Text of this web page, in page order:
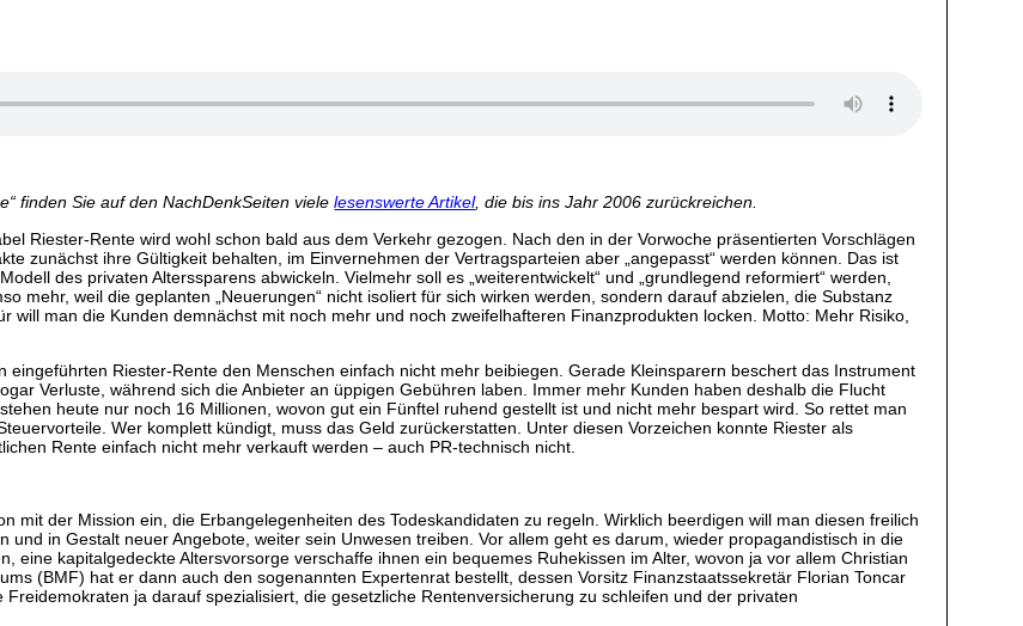
finden Sie auf den NachDenkSeiten vielelesenswerte Artikel, die bis ins Jahr 2006 zurückreichen.
Riester-Rente wird wohl schon bald aus dem Verkehr gezogen. Nach den in der Vorwoche präsentierten Vorschlägen
zunächst ihre Gültigkeit behalten, im Einvernehmen der Vertragsparteien aber „angepasst“ werden können. Das ist
des privaten Alterssparens abwickeln. Vielmehr soll es „weiterentwickelt“ und „grundlegend reformiert“ werden,
mehr, weil die geplanten „Neuerungen“ nicht isoliert für sich wirken werden, sondern darauf abzielen, die Substanz
will man die Kunden demnächst mit noch mehr und noch zweifelhafteren Finanzprodukten locken. Motto: Mehr Risiko,
Riester-Rente den Menschen einfach nicht mehr beibiegen. Gerade Kleinsparern beschert das Instrument
Verluste, während sich die Anbieter an üppigen Gebühren laben. Immer mehr Kunden haben deshalb die Flucht
heute nur noch 16 Millionen, wovon gut ein Fünftel ruhend gestellt ist und nicht mehr bespart wird. So rettet man
Wer komplett kündigt, muss das Geld zurückerstatten. Unter diesen Vorzeichen konnte Riester als
Rente einfach nicht mehr verkauft werden – auch PR-technisch nicht.
mit der Mission ein, die Erbangelegenheiten des Todeskandidaten zu regeln. Wirklich beerdigen will man diesen freilich
in Gestalt neuer Angebote, weiter sein Unwesen treiben. Vor allem geht es darum, wieder propagandistisch in die
eine kapitalgedeckte Altersvorsorge verschaffe ihnen ein bequemes Ruhekissen im Alter, wovon ja vor allem Christian
(BMF) hat er dann auch den sogenannten Expertenrat bestellt, dessen Vorsitz Finanzstaatssekretär Florian Toncar
ja darauf spezialisiert, die gesetzliche Rentenversicherung zu schleifen und der privaten